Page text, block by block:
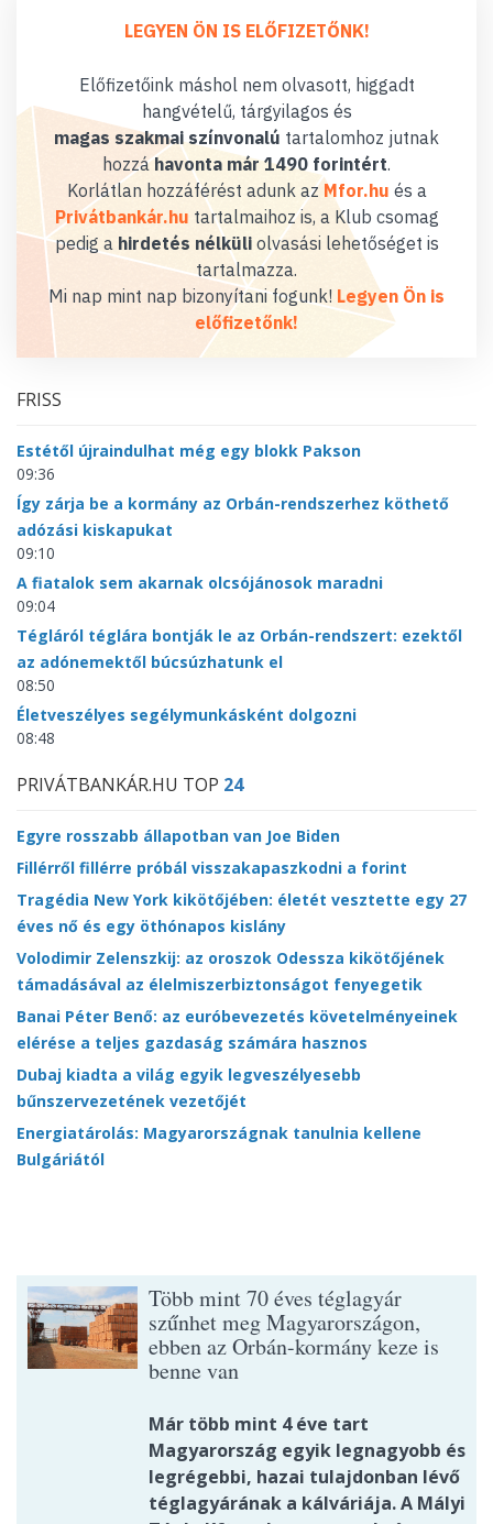
LEGYEN ÖN IS ELŐFIZETŐNK!
Előfizetőink máshol nem olvasott, higgadt
hangvételű, tárgyilagos és
magas szakmai színvonalú tartalomhoz jutnak
hozzáhavonta már 1490 forintért.
Korlátlan hozzáférést adunk az Mfor.hu és a
Privátbankár.hu tartalmaihoz is, a Klub csomag
pedig a hirdetés nélküliolvasási lehetőséget is
tartalmazza.
Mi nap mint nap bizonyítani fogunk! Legyen Ön is
előfizetőnk!
FRISS
Estétől újraindulhat még egy blokk Pakson
09:36
Így zárja be a kormány az Orbán-rendszerhez köthető
adózási kiskapukat
09:10
A fiatalok sem akarnak olcsójánosok maradni
09:04
Tégláról téglára bontják le az Orbán-rendszert: ezektől
az adónemektől búcsúzhatunk el
08:50
Életveszélyes segélymunkásként dolgozni
08:48
PRIVÁTBANKÁR.HU TOP 24
Egyre rosszabb állapotban van Joe Biden
Fillérről fillérre próbál visszakapaszkodni a forint
Tragédia New York kikötőjében: életét vesztette egy 27
éves nő és egy öthónapos kislány
Volodimir Zelenszkij: az oroszok Odessza kikötőjének
támadásával az élelmiszerbiztonságot fenyegetik
Banai Péter Benő: az euróbevezetés követelményeinek
elérése a teljes gazdaság számára hasznos
Dubaj kiadta a világ egyik legveszélyesebb
bűnszervezetének vezetőjét
Energiatárolás: Magyarországnak tanulnia kellene
Bulgáriától
Több mint 70 éves téglagyár
szűnhet meg Magyarországon,
ebben az Orbán-kormány keze is
benne van
Már több mint 4 éve tart
Magyarország egyik legnagyobb és
legrégebbi, hazai tulajdonban lévő
téglagyárának a kálváriája. A Mályi